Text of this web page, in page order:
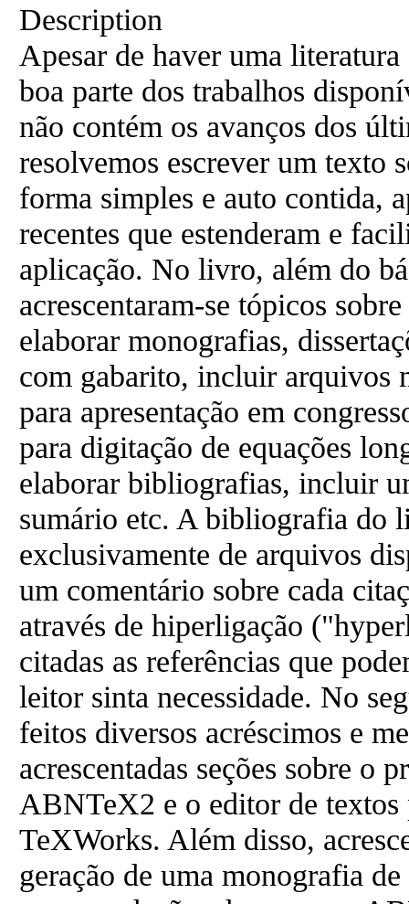
Description
Apesar de haver uma
boa parte dos trabalhos
não contém os avanços dos
resolvemos escrever um texto
forma simples e auto contida,
recentes que estenderam e
aplicação. No livro, além do
acrescentaram-se tópicos
elaborar monografias,
com gabarito, incluir arquivos
para apresentação em
para digitação de equações
elaborar bibliografias, incluir
sumário etc. A bibliografia do
exclusivamente de arquivos
um comentário sobre cada
através de hiperligação
citadas as referências que
leitor sinta necessidade. No
feitos diversos acréscimos e
acrescentadas seções sobre o
ABNTeX2 e o editor de
TeXWorks. Além disso,
geração de uma monografia